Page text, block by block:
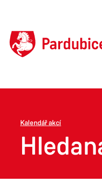
Kalendář akcí